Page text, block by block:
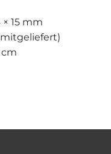
× 15 mm
cm